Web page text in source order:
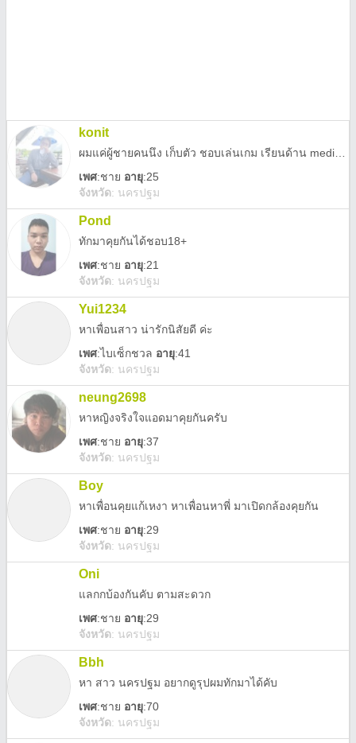
konit
เพศ:ชาย อายุ:25
จังหวัด: นครปฐม
Pond
ทักมาคุยกันได้ชอบ18+
เพศ:ชาย อายุ:21
จังหวัด: นครปฐม
Yui1234
หาเพื่อนสาว น่ารักนิสัยดี ค่ะ
เพศ:ไบเซ็กชวล อายุ:41
จังหวัด: นครปฐม
neung2698
หาหญิงจริงใจแอดมาคุยกันครับ
เพศ:ชาย อายุ:37
จังหวัด: นครปฐม
Boy
หาเพื่อนคุยแก้เหงา หาเพื่อนหาพี่ มาเปิดกล้องคุยกัน
เพศ:ชาย อายุ:29
จังหวัด: นครปฐม
Oni
แลกกบ้องกันคับ ตามสะดวก
เพศ:ชาย อายุ:29
จังหวัด: นครปฐม
Bbh
หา สาว นครปฐม อยากดูรุปผมทักมาได้คับ
เพศ:ชาย อายุ:70
จังหวัด: นครปฐม